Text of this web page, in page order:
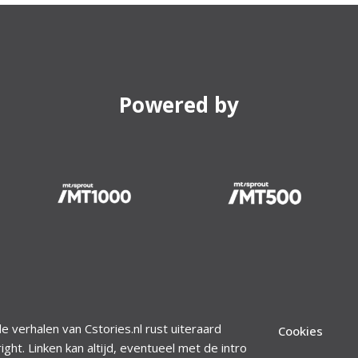
Powered by
verhalen van Cstories.nl rust uiteraard
Linken kan altijd, eventueel met de intro
Cookies